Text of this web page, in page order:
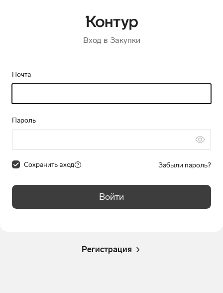
Вход в Закупки
Почта
Пароль
Сохранить вход Забыли пароль?
Войти
Регистрация